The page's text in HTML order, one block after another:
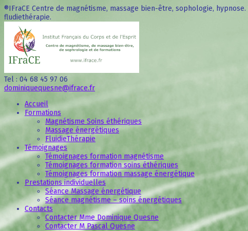
®IFraCE Centre de magnétisme, massage bien-être, sophologie,
fludiethérapie.
Tel : 04 68 45 97 06
dominiquequesne@ifrace.fr
Accueil
Formations
Magnétisme Soins éthériques
Massage énergétiques
FluidieThérapie
Témoignages
Témoignages formation magnétisme
Témoignages formation soins éthériques
Témoignages formation massage énergétique
Prestations individuelles
Séance Massage énergétique
Séance magnétisme – soins énergétiques
Contacts
Contacter Mme Dominique Quesne
Contacter M Pascal Quesne